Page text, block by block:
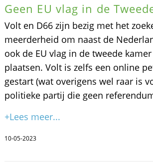
Geen EU vlag in de
Volt en D66 zijn bezig met het
meerderheid om naast de
ook de EU vlag in de tweede
plaatsen. Volt is zelfs een online
gestart (wat overigens wel raar is
politieke partij die geen
+Lees meer...
10-05-2023